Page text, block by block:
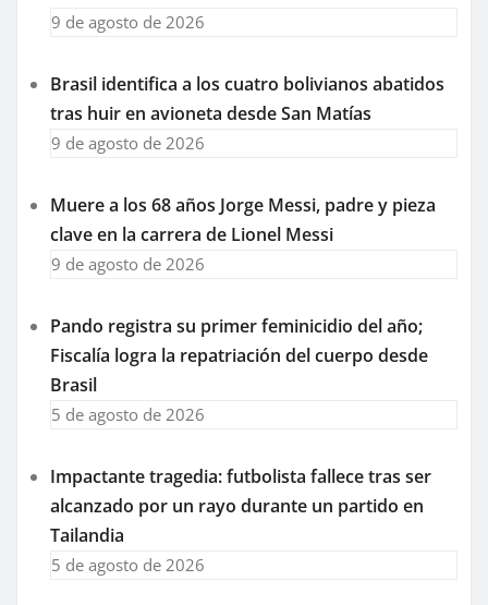
9 de agosto de 2026
Brasil identifica a los cuatro bolivianos abatidos
tras huir en avioneta desde San Matías
9 de agosto de 2026
Muere a los 68 años Jorge Messi, padre y pieza
clave en la carrera de Lionel Messi
9 de agosto de 2026
Pando registra su primer feminicidio del año;
Fiscalía logra la repatriación del cuerpo desde
Brasil
5 de agosto de 2026
Impactante tragedia: futbolista fallece tras ser
alcanzado por un rayo durante un partido en
Tailandia
5 de agosto de 2026